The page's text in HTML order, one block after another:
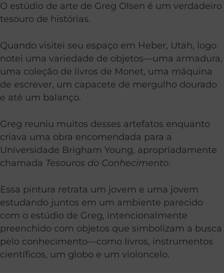
O estúdio de arte de Greg Olsen é um verdadeiro
tesouro de histórias.
Quando visitei seu espaço em Heber, Utah, logo
notei uma variedade de objetos—uma armadura,
uma coleção de livros de Monet, uma máquina
de escrever, um capacete de mergulho dourado
e até um balanço.
Greg reuniu muitos desses artefatos enquanto
criava uma obra encomendada para a
Universidade Brigham Young, apropriadamente
chamada Tesouros do Conhecimento.
Essa pintura retrata um jovem e uma jovem
estudando juntos em um ambiente parecido
com o estúdio de Greg, intencionalmente
preenchido com objetos que simbolizam a busca
pelo conhecimento—como livros, instrumentos
científicos, um globo e um violoncelo.